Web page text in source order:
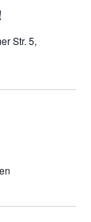
Str. 5,